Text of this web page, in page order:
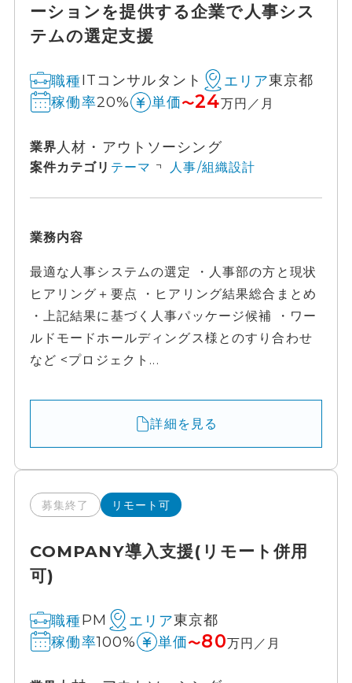
ーションを提供する企業で人事シス
テムの選定支援
職種ITコンサルタント エリア東京都
稼働率20% 単価〜24万円／月
業界 人材・アウトソーシング
案件カテゴリ テーマ 人事/組織設計
業務内容
最適な人事システムの選定 ・人事部の方と現状
ヒアリング＋要点 ・ヒアリング結果総合まとめ
・上記結果に基づく人事パッケージ候補 ・ワー
ルドモードホールディングス様とのすり合わせ
など <プロジェクト...
詳細を見る
募集終了 リモート可
COMPANY導入支援(リモート併用
可)
職種PM エリア東京都
稼働率100% 単価〜80万円／月